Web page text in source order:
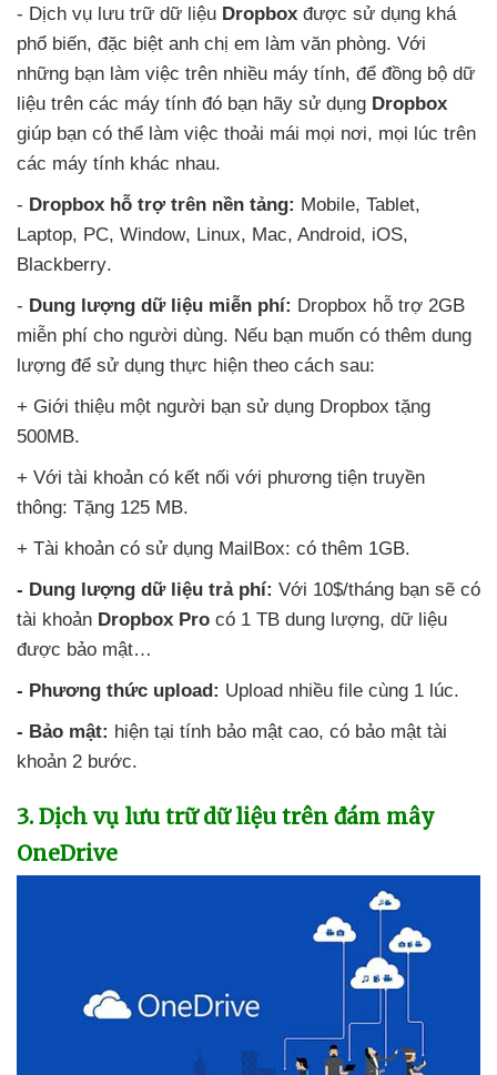
- Dịch vụ lưu trữ dữ liệu Dropbox được sử dụng khá
phổ biến, đặc biệt anh chị em làm văn phòng. Với
những bạn làm việc trên nhiều máy tính, để đồng bộ dữ
liệu trên các máy tính đó bạn hãy sử dụng Dropbox
giúp bạn có thể làm việc thoải mái mọi nơi, mọi lúc trên
các máy tính khác nhau.
- Dropbox hỗ trợ trên nền tảng: Mobile, Tablet,
Laptop, PC, Window, Linux, Mac, Android, iOS,
Blackberry.
- Dung lượng dữ liệu miễn phí: Dropbox hỗ trợ 2GB
miễn phí cho người dùng. Nếu bạn muốn có thêm dung
lượng để sử dụng thực hiện theo cách sau:
+ Giới thiệu một người bạn sử dụng Dropbox tặng
500MB.
+ Với tài khoản có kết nối với phương tiện truyền
thông: Tặng 125 MB.
+ Tài khoản có sử dụng MailBox: có thêm 1GB.
- Dung lượng dữ liệu trả phí: Với 10$/tháng bạn sẽ có
tài khoản Dropbox Pro có 1 TB dung lượng, dữ liệu
được bảo mật…
- Phương thức upload: Upload nhiều file cùng 1 lúc.
- Bảo mật: hiện tại tính bảo mật cao, có bảo mật tài
khoản 2 bước.
3. Dịch vụ lưu trữ dữ liệu trên đám mây
OneDrive